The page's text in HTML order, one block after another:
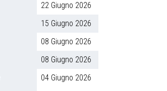
22 Giugno 2026
15 Giugno 2026
08 Giugno 2026
08 Giugno 2026
04 Giugno 2026